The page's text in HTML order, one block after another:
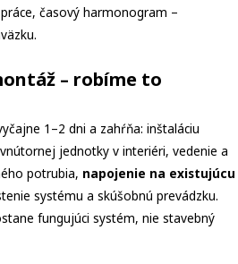
časový harmonogram –
– robíme to
1–2 dni a zahŕňa: inštaláciu
jednotky v interiéri, vedenie a
potrubia, napojenie na existujúcu
systému a skúšobnú prevádzku.
fungujúci systém, nie stavebný